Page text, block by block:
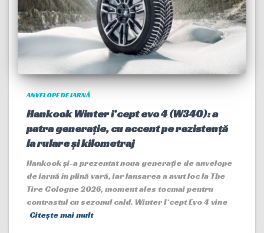
ANVELOPE DE IARNĂ
Hankook Winter i*cept evo 4 (W340): a
patra generație, cu accent pe rezistență
la rulare și kilometraj
Hankook și-a prezentat noua generație de anvelope
de iarnă în plină vară, iar lansarea a avut loc la The
Tire Cologne 2026, moment ales tocmai pentru
contrastul cu sezonul cald. Winter I*cept Evo 4 vine
Citește mai mult